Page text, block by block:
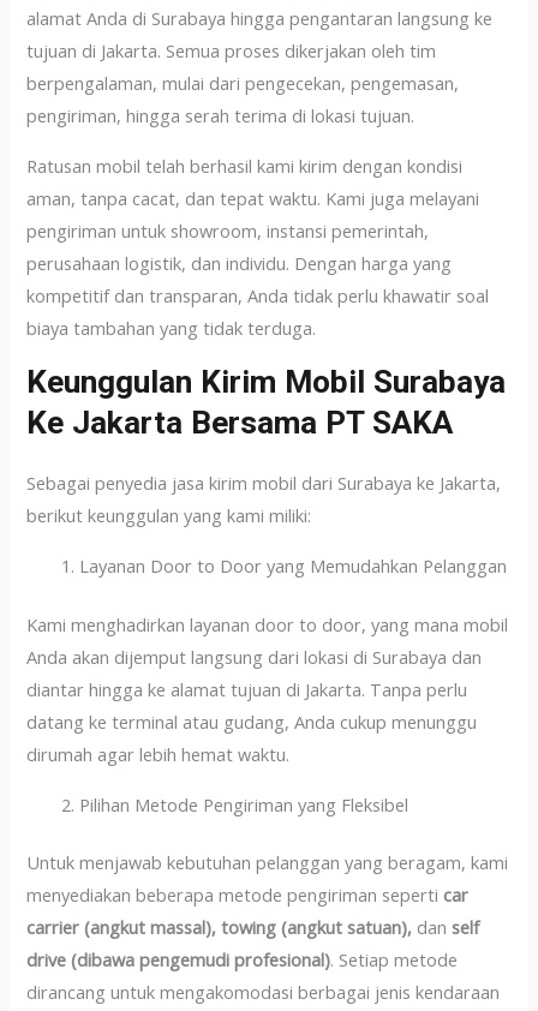
alamat Anda di Surabaya hingga pengantaran langsung ke
tujuan di Jakarta. Semua proses dikerjakan oleh tim
berpengalaman, mulai dari pengecekan, pengemasan,
pengiriman, hingga serah terima di lokasi tujuan.
Ratusan mobil telah berhasil kami kirim dengan kondisi
aman, tanpa cacat, dan tepat waktu. Kami juga melayani
pengiriman untuk showroom, instansi pemerintah,
perusahaan logistik, dan individu. Dengan harga yang
kompetitif dan transparan, Anda tidak perlu khawatir soal
biaya tambahan yang tidak terduga.
Keunggulan Kirim Mobil Surabaya
Ke Jakarta Bersama PT SAKA
Sebagai penyedia jasa kirim mobil dari Surabaya ke Jakarta,
berikut keunggulan yang kami miliki:
Layanan Door to Door yang Memudahkan Pelanggan
Kami menghadirkan layanan door to door, yang mana mobil
Anda akan dijemput langsung dari lokasi di Surabaya dan
diantar hingga ke alamat tujuan di Jakarta. Tanpa perlu
datang ke terminal atau gudang, Anda cukup menunggu
dirumah agar lebih hemat waktu.
Pilihan Metode Pengiriman yang Fleksibel
Untuk menjawab kebutuhan pelanggan yang beragam, kami
menyediakan beberapa metode pengiriman seperti car
carrier (angkut massal), towing (angkut satuan), danself
drive (dibawa pengemudi profesional). Setiap metode
dirancang untuk mengakomodasi berbagai jenis kendaraan